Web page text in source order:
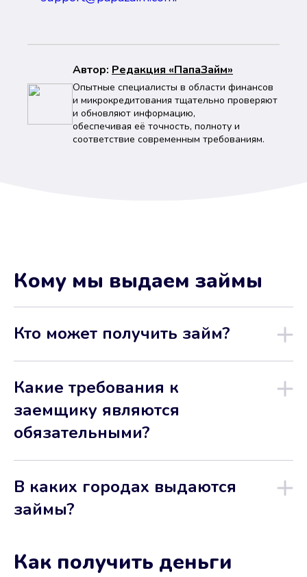
Автор: Peдaкция «ПапаЗайм»
Опытные специалисты в области финансов
и микрокредитования тщательно проверяют
и обновляют информацию,
обеспечивая её точность, полноту и
соответствие современным требованиям.
Кому мы выдаем займы
Кто может получить займ?
Какие требования к
заемщику являются
обязательными?
В каких городах выдаются
займы?
Как получить деньги